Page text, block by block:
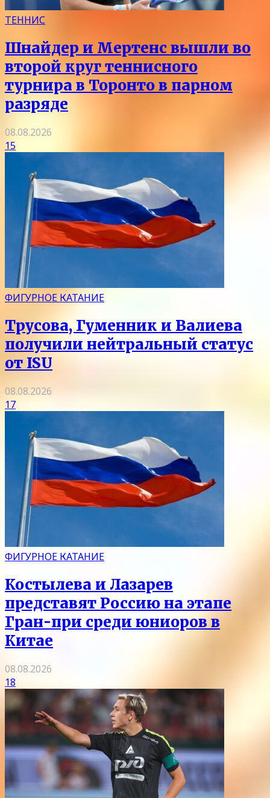
ТЕННИС
Шнайдер и Мертенс вышли во
второй круг теннисного
турнира в Торонто в парном
разряде
08.08.2026
15
ФИГУРНОЕ КАТАНИЕ
Трусова, Гуменник и Валиева
получили нейтральный статус
от ISU
08.08.2026
17
ФИГУРНОЕ КАТАНИЕ
Костылева и Лазарев
представят Россию на этапе
Гран-при среди юниоров в
Китае
08.08.2026
18